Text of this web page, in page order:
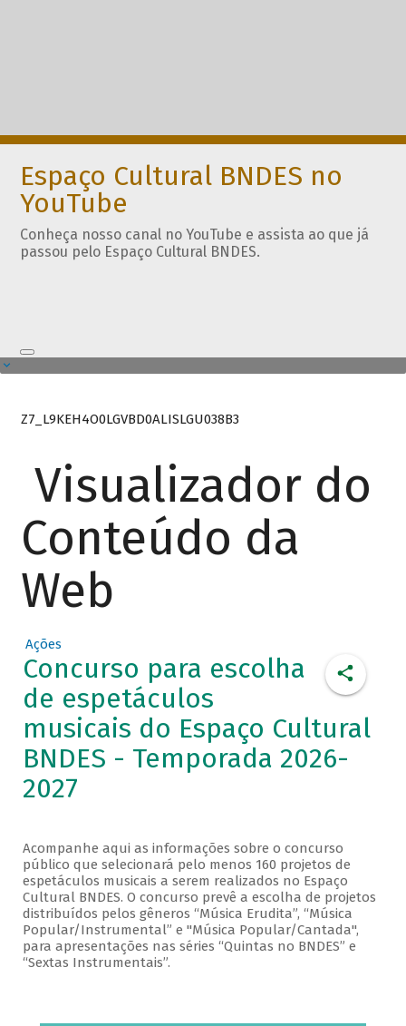
Espaço Cultural BNDES no
YouTube
Conheça nosso canal no YouTube e assista ao que já
passou pelo Espaço Cultural BNDES.
Z7_L9KEH4O0LGVBD0ALISLGU038B3
Visualizador do
Conteúdo da
Web
Ações
Concurso para escolha
de espetáculos
musicais do Espaço Cultural
BNDES - Temporada 2026-
2027
Acompanhe aqui as informações sobre o concurso
público que selecionará pelo menos 160 projetos de
espetáculos musicais a serem realizados no Espaço
Cultural BNDES. O concurso prevê a escolha de projetos
distribuídos pelos gêneros “Música Erudita”, “Música
Popular/Instrumental” e "Música Popular/Cantada",
para apresentações nas séries “Quintas no BNDES” e
“Sextas Instrumentais”.